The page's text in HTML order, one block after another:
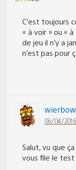
C’est toujours
« à voir » ou «
de jeu il n’y a
n’est pas pour
06/04/2016
Salut, vu que
vous file le test